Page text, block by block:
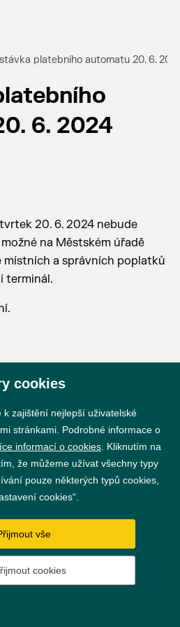
platebního automatu 20. 6.
6. 2024
20. 6. 2024 nebude
na Městském úřadě
a správních poplatků
terminál.
GDPR
cookies
cookies
zajištění nejlepší uživatelské
stránkami. Podrobné informace o
informací o cookies . Kliknutím na
že můžeme užívat všechny typy
pouze některých typů cookies,
cookies“.
vše
cookies